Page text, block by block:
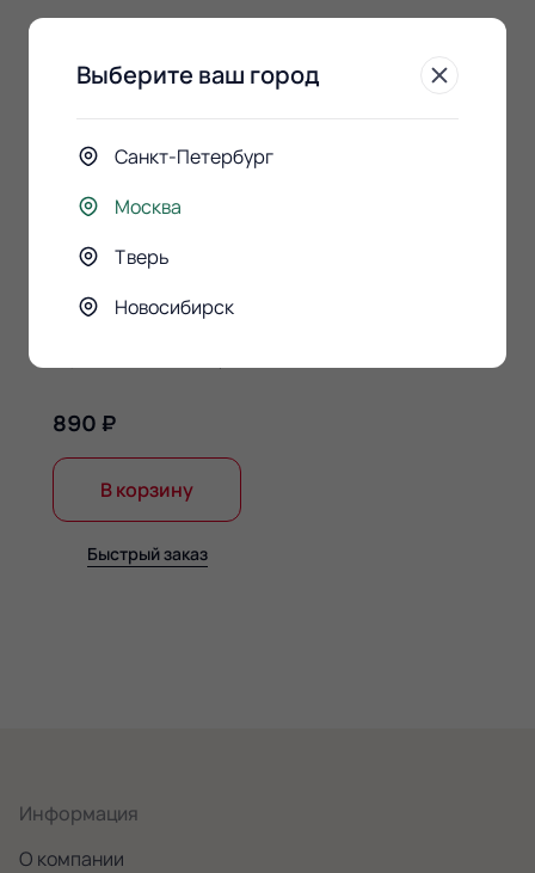
К этому букету
покупают
890 ₽
В корзину
Быстрый заказ
Информация
О компании
Выберите ваш город
Санкт-Петербург
Москва
Тверь
Новосибирск